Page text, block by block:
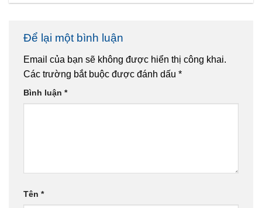
Để lại một bình luận
Email của bạn sẽ không được hiển thị công khai.
Các trường bắt buộc được đánh dấu *
Bình luận *
Tên *